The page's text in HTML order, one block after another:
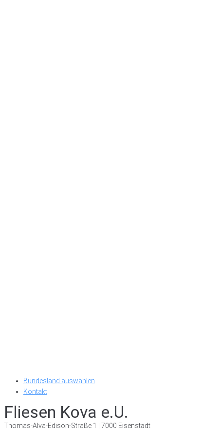
Bundesland auswählen
Kontakt
Fliesen Kova e.U.
Thomas-Alva-Edison-Straße 1 | 7000 Eisenstadt